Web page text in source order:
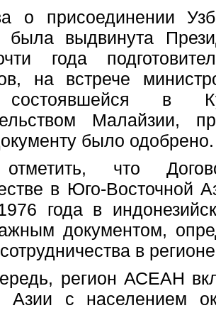
о присоединении
была выдвинута
года
на встрече
в
Малайзии,
было одобрено.
отметить, что
в Юго-Восточной
года в
документом,
в
регион АСЕАН
Азии с населением